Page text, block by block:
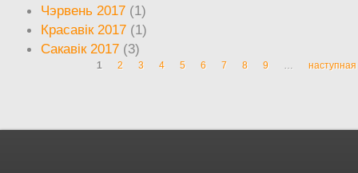
Чэрвень 2017 (1)
Красавік 2017 (1)
Сакавік 2017 (3)
Старонкі
1 2 3 4 5 6 7 8 9 … наступная